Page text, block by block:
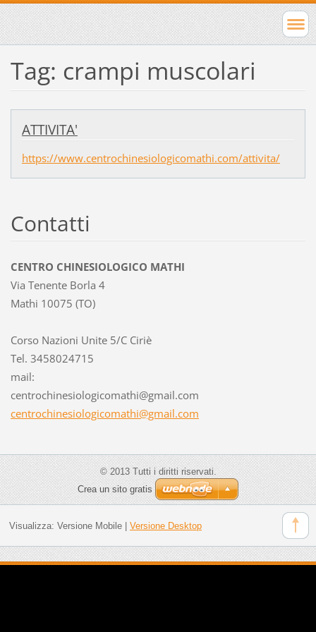
Tag: crampi muscolari
ATTIVITA'
https://www.centrochinesiologicomathi.com/attivita/
Contatti
CENTRO CHINESIOLOGICO MATHI
Via Tenente Borla 4
Mathi 10075 (TO)
Corso Nazioni Unite 5/C Ciriè
Tel. 3458024715
mail:
centrochinesiologicomathi@gmail.com
centrochinesiologicomathi@gmail.com
© 2013 Tutti i diritti riservati.
Crea un sito gratis
Visualizza: Versione Mobile| Versione Desktop